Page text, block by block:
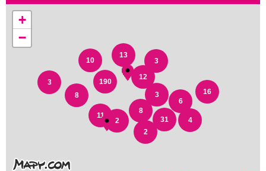
3
2
16
2
6
4
8
31
3
3
13
12
10
8
11
190
+
−